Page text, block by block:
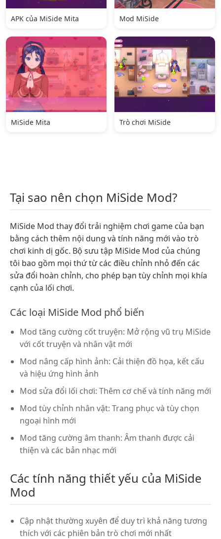
APK của MiSide Mita Mod MiSide
MiSide Mita Trò chơi MiSide
Tại sao nên chọn MiSide Mod?
MiSide Mod thay đổi trải nghiệm chơi game của bạn
bằng cách thêm nội dung và tính năng mới vào trò
chơi kinh dị gốc. Bộ sưu tập MiSide Mod của chúng
tôi bao gồm mọi thứ từ các điều chỉnh nhỏ đến các
sửa đổi hoàn chỉnh, cho phép bạn tùy chỉnh mọi khía
cạnh của lối chơi.
Các loại MiSide Mod phổ biến
Mod tăng cường cốt truyện: Mở rộng vũ trụ MiSide
với cốt truyện và nhân vật mới
Mod nâng cấp hình ảnh: Cải thiện đồ họa, kết cấu
và hiệu ứng hình ảnh
Mod sửa đổi lối chơi: Thêm cơ chế và tính năng mới
Mod tùy chỉnh nhân vật: Trang phục và tùy chọn
ngoại hình mới
Mod tăng cường âm thanh: Âm thanh được cải
thiện và các bản nhạc mới
Các tính năng thiết yếu của MiSide
Mod
Cập nhật thường xuyên để duy trì khả năng tương
thích với các phiên bản trò chơi mới nhất